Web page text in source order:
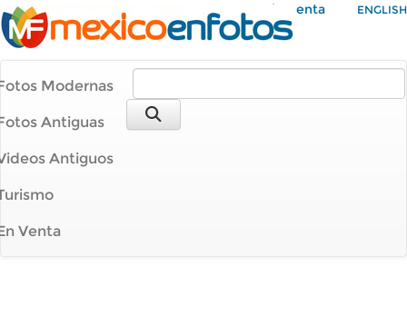
Mi Cuenta ENGLISH
Modernas
Antiguas
Antiguos
Venta